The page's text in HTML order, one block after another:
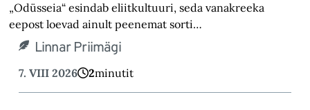
„Odüsseia“ esindab eliitkultuuri, seda vanakreeka
eepost loevad ainult peenemat sorti…
Linnar Priimägi
7. VIII 2026 2minutit